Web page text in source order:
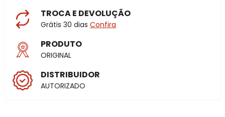
TROCA E DEVOLUÇÃO
Grátis 30 dias Confira
PRODUTO
ORIGINAL
DISTRIBUIDOR
AUTORIZADO